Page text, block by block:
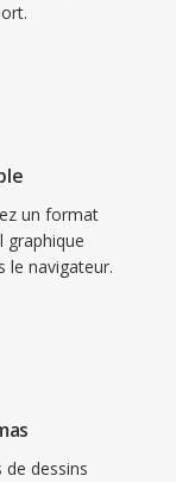
un format
graphique
le navigateur.
de dessins